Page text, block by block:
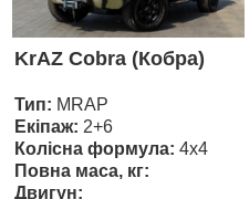
KrAZ Cobra (Кобра)
Тип: MRAP
Екіпаж: 2+6
Колісна формула: 4х4
Повна маса, кг:
Двигун: